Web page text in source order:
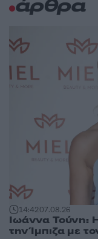
άρθρα
14:4207.08.26
Ιωάννα Τούνη:
την Ίμπιζα με